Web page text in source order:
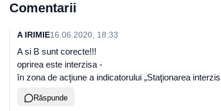
Comentarii
A IRIMIE16.06.2020, 18:33
A si B sunt corecte!!!
oprirea este interzisa -
în zona de acţiune a indicatorului „Staţionarea
Răspunde